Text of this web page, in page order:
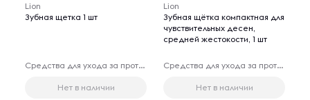
Lion
Зубная щетка 1 шт
Средства для ухода за протезами
Нет в наличии
Lion
Зубная щётка компактная для
чувствительных десен,
средней жестокости, 1 шт
Средства для ухода за протезами
Нет в наличии